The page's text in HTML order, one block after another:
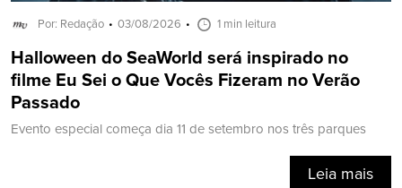
Por: Redação 03/08/2026 1 min leitura
Halloween do SeaWorld será inspirado no
filme Eu Sei o Que Vocês Fizeram no Verão
Passado
Evento especial começa dia 11 de setembro nos três parques
Leia mais